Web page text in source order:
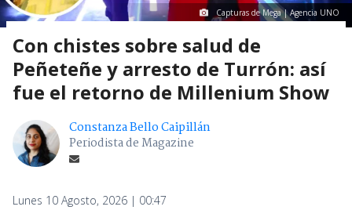
Capturas de Mega | Agencia UNO
Con chistes sobre salud de
Peñeteñe y arresto de Turrón: así
fue el retorno de Millenium Show
Constanza Bello Caipillán
Periodista de Magazine
Lunes 10 Agosto, 2026 | 00:47